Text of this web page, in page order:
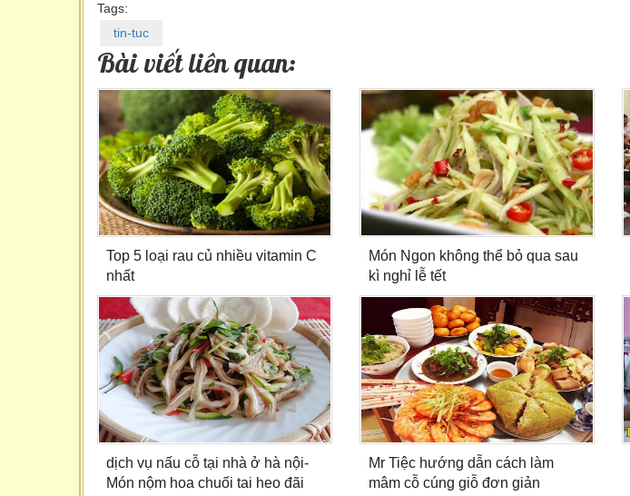
Tags:
tin-tuc
Bài viết liên quan:
Top 5 loại rau củ nhiều vitamin C
nhất
Món Ngon không thể bỏ qua sau
kì nghỉ lễ tết
dịch vụ nấu cỗ tại nhà ở hà nội-
Món nộm hoa chuối tai heo đãi
Mr Tiệc hướng dẫn cách làm
mâm cỗ cúng giỗ đơn giản